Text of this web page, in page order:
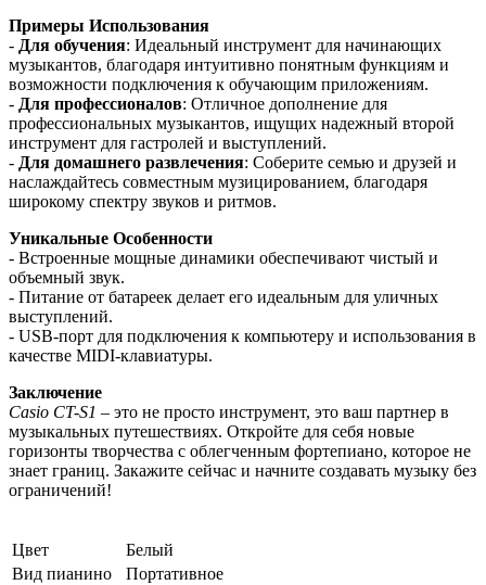
Примеры Использования
- Для обучения: Идеальный инструмент для начинающих
музыкантов, благодаря интуитивно понятным функциям и
возможности подключения к обучающим приложениям.
- Для профессионалов: Отличное дополнение для
профессиональных музыкантов, ищущих надежный второй
инструмент для гастролей и выступлений.
- Для домашнего развлечения: Соберите семью и друзей и
наслаждайтесь совместным музицированием, благодаря
широкому спектру звуков и ритмов.
Уникальные Особенности
- Встроенные мощные динамики обеспечивают чистый и
объемный звук.
- Питание от батареек делает его идеальным для уличных
выступлений.
- USB-порт для подключения к компьютеру и использования в
качестве MIDI-клавиатуры.
Заключение
Casio CT-S1 – это не просто инструмент, это ваш партнер в
музыкальных путешествиях. Откройте для себя новые
горизонты творчества с облегченным фортепиано, которое не
знает границ. Закажите сейчас и начните создавать музыку без
ограничений!
Цвет
Белый
Вид пианино
Портативное